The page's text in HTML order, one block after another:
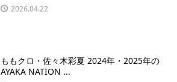
2026.04.22
ももクロ・佐々木彩夏 2024年・2025年の
AYAKA NATION ...